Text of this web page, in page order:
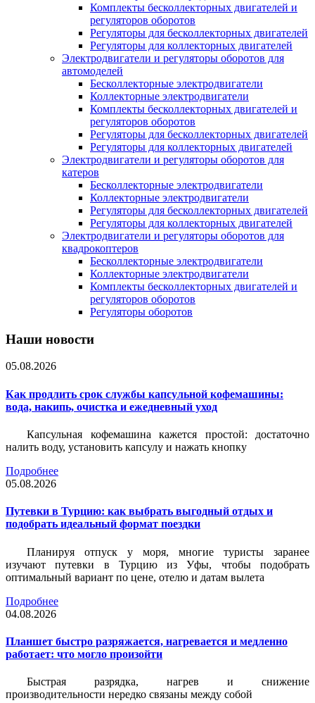
Комплекты бесколлекторных двигателей и
регуляторов оборотов
Регуляторы для бесколлекторных двигателей
Регуляторы для коллекторных двигателей
Электродвигатели и регуляторы оборотов для
автомоделей
Бесколлекторные электродвигатели
Коллекторные электродвигатели
Комплекты бесколлекторных двигателей и
регуляторов оборотов
Регуляторы для бесколлекторных двигателей
Регуляторы для коллекторных двигателей
Электродвигатели и регуляторы оборотов для
катеров
Бесколлекторные электродвигатели
Коллекторные электродвигатели
Регуляторы для бесколлекторных двигателей
Регуляторы для коллекторных двигателей
Электродвигатели и регуляторы оборотов для
квадрокоптеров
Бесколлекторные электродвигатели
Коллекторные электродвигатели
Комплекты бесколлекторных двигателей и
регуляторов оборотов
Регуляторы оборотов
Наши новости
05.08.2026
Как продлить срок службы капсульной кофемашины:
вода, накипь, очистка и ежедневный уход
Капсульная кофемашина кажется простой: достаточно
налить воду, установить капсулу и нажать кнопку
Подробнее
05.08.2026
Путевки в Турцию: как выбрать выгодный отдых и
подобрать идеальный формат поездки
Планируя отпуск у моря, многие туристы заранее
изучают путевки в Турцию из Уфы, чтобы подобрать
оптимальный вариант по цене, отелю и датам вылета
Подробнее
04.08.2026
Планшет быстро разряжается, нагревается и медленно
работает: что могло произойти
Быстрая разрядка, нагрев и снижение
производительности нередко связаны между собой